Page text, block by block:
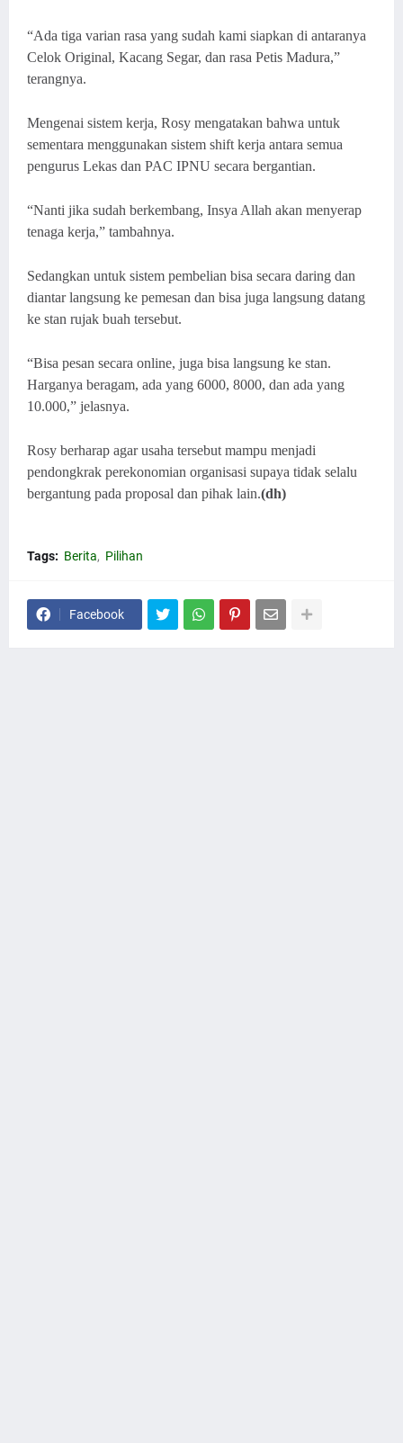
“Ada tiga varian rasa yang sudah kami siapkan di antaranya
Celok Original, Kacang Segar, dan rasa Petis Madura,”
terangnya.
Mengenai sistem kerja, Rosy mengatakan bahwa untuk
sementara menggunakan sistem shift kerja antara semua
pengurus Lekas dan PAC IPNU secara bergantian.
“Nanti jika sudah berkembang, Insya Allah akan menyerap
tenaga kerja,” tambahnya.
Sedangkan untuk sistem pembelian bisa secara daring dan
diantar langsung ke pemesan dan bisa juga langsung datang
ke stan rujak buah tersebut.
“Bisa pesan secara online, juga bisa langsung ke stan.
Harganya beragam, ada yang 6000, 8000, dan ada yang
10.000,” jelasnya.
Rosy berharap agar usaha tersebut mampu menjadi
pendongkrak perekonomian organisasi supaya tidak selalu
bergantung pada proposal dan pihak lain.(dh)
Tags: Berita Pilihan
Facebook